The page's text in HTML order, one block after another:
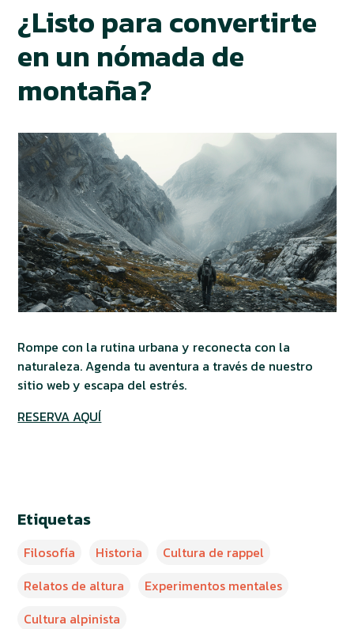
¿Listo para convertirte
en un nómada de
montaña?
Rompe con la rutina urbana y reconecta con la
naturaleza. Agenda tu aventura a través de nuestro
sitio web y escapa del estrés.
RESERVA AQUÍ
Etiquetas
Filosofía Historia
Cultura de rappel
Relatos de altura
Experimentos mentales
Cultura alpinista